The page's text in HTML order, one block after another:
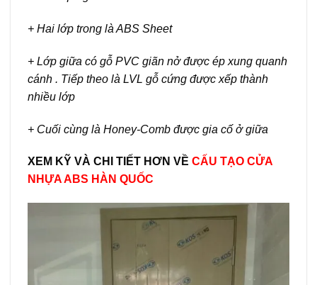
+ Hai lớp trong là ABS Sheet
+ Lớp giữa có gỗ PVC giãn nở được ép xung quanh
cánh . Tiếp theo là LVL gỗ cứng được xếp thành
nhiều lớp
+ Cuối cùng là Honey-Comb được gia cố ở giữa
XEM KỸ VÀ CHI TIẾT HƠN VỀ CẤU TẠO CỬA
NHỰA ABS HÀN QUỐC